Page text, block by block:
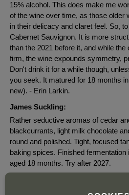
15% alcohol. This does make me
of the wine over time, as those older
in their delicacy and claret feel. So,
Cabernet Sauvignon. It is more
than the 2021 before it, and while
firm, the wine expounds symmetry,
Don't drink it for a while though,
you seek. It matured for 18 months
new). - Erin Larkin.
James Suckling:
Rather seductive aromas of cedar
blackcurrants, light milk chocolate
round and polished. Tight, focused
baking spices. Finished
aged 18 months. Try after 2027.